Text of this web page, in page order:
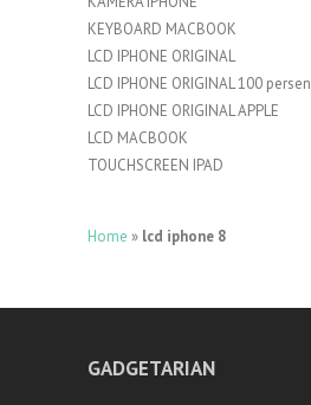
KEYBOARD MACBOOK
LCD IPHONE ORIGINAL
LCD IPHONE ORIGINAL 100 persen
LCD IPHONE ORIGINAL APPLE
LCD MACBOOK
TOUCHSCREEN IPAD
Home » lcd iphone 8
GADGETARIAN